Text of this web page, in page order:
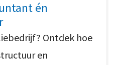
én
Ontdek hoe
en